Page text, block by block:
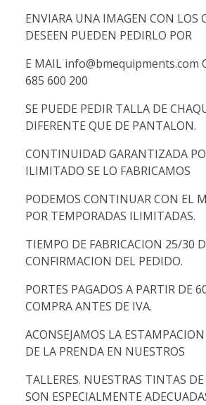
ENVIARA UNA IMAGEN CON LOS
DESEEN PUEDEN PEDIRLO POR
E MAIL info@bmequipments.com
685 600 200
SE PUEDE PEDIR TALLA DE
DIFERENTE QUE DE PANTALON.
CONTINUIDAD GARANTIZADA
ILIMITADO SE LO FABRICAMOS
PODEMOS CONTINUAR CON EL
POR TEMPORADAS ILIMITADAS.
TIEMPO DE FABRICACION 25/30
CONFIRMACION DEL PEDIDO.
PORTES PAGADOS A PARTIR DE
COMPRA ANTES DE IVA.
ACONSEJAMOS LA
DE LA PRENDA EN NUESTROS
TALLERES. NUESTRAS TINTAS DE
SON ESPECIALMENTE